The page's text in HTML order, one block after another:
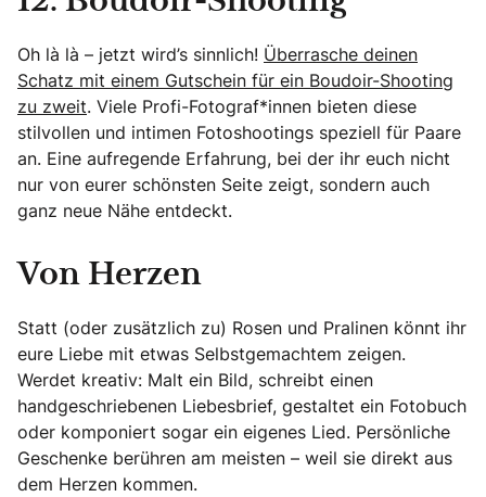
Oh là là – jetzt wird’s sinnlich! Überrasche deinen
Schatz mit einem Gutschein für ein Boudoir-Shooting
zu zweit. Viele Profi-Fotograf*innen bieten diese
stilvollen und intimen Fotoshootings speziell für Paare
an. Eine aufregende Erfahrung, bei der ihr euch nicht
nur von eurer schönsten Seite zeigt, sondern auch
ganz neue Nähe entdeckt.
Von Herzen
Statt (oder zusätzlich zu) Rosen und Pralinen könnt ihr
eure Liebe mit etwas Selbstgemachtem zeigen.
Werdet kreativ: Malt ein Bild, schreibt einen
handgeschriebenen Liebesbrief, gestaltet ein Fotobuch
oder komponiert sogar ein eigenes Lied. Persönliche
Geschenke berühren am meisten – weil sie direkt aus
dem Herzen kommen.